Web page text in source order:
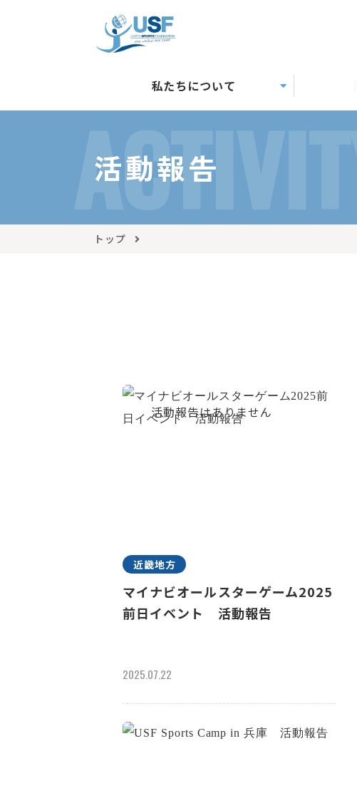
私たちについて
ACTIVITY
活動報告
トップ
近畿地方
マイナビオールスターゲーム2025
前日イベント 活動報告
2025.07.22